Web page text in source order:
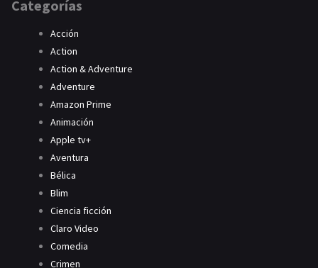
Categorías
Acción
Action
Action & Adventure
Adventure
Amazon Prime
Animación
Apple tv+
Aventura
Bélica
Blim
Ciencia ficción
Claro Video
Comedia
Crimen